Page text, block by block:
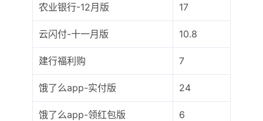
农业银行-12月版 17
云闪付-十一月版 10.8
建行福利购 7
饿了么app-实付版 24
饿了么app-领红包版 6